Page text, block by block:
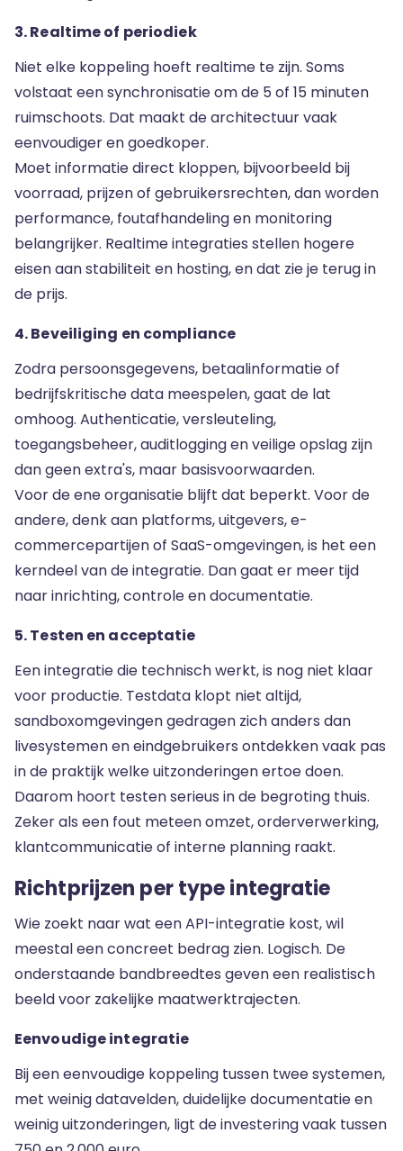
3. Realtime of periodiek
Niet elke koppeling hoeft realtime te zijn. Soms
volstaat een synchronisatie om de 5 of 15 minuten
ruimschoots. Dat maakt de architectuur vaak
eenvoudiger en goedkoper.
Moet informatie direct kloppen, bijvoorbeeld bij
voorraad, prijzen of gebruikersrechten, dan worden
performance, foutafhandeling en monitoring
belangrijker. Realtime integraties stellen hogere
eisen aan stabiliteit en hosting, en dat zie je terug in
de prijs.
4. Beveiliging en compliance
Zodra persoonsgegevens, betaalinformatie of
bedrijfskritische data meespelen, gaat de lat
omhoog. Authenticatie, versleuteling,
toegangsbeheer, auditlogging en veilige opslag zijn
dan geen extra's, maar basisvoorwaarden.
Voor de ene organisatie blijft dat beperkt. Voor de
andere, denk aan platforms, uitgevers, e-
commercepartijen of SaaS-omgevingen, is het een
kerndeel van de integratie. Dan gaat er meer tijd
naar inrichting, controle en documentatie.
5. Testen en acceptatie
Een integratie die technisch werkt, is nog niet klaar
voor productie. Testdata klopt niet altijd,
sandboxomgevingen gedragen zich anders dan
livesystemen en eindgebruikers ontdekken vaak pas
in de praktijk welke uitzonderingen ertoe doen.
Daarom hoort testen serieus in de begroting thuis.
Zeker als een fout meteen omzet, orderverwerking,
klantcommunicatie of interne planning raakt.
Richtprijzen per type integratie
Wie zoekt naar wat een API-integratie kost, wil
meestal een concreet bedrag zien. Logisch. De
onderstaande bandbreedtes geven een realistisch
beeld voor zakelijke maatwerktrajecten.
Eenvoudige integratie
Bij een eenvoudige koppeling tussen twee systemen,
met weinig datavelden, duidelijke documentatie en
weinig uitzonderingen, ligt de investering vaak tussen